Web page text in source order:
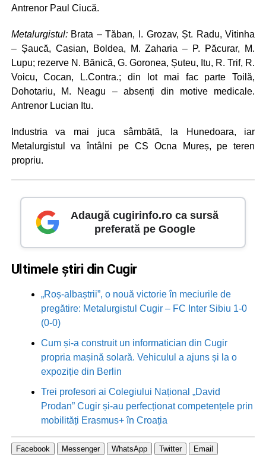
Antrenor Paul Ciucă.
Metalurgistul: Brata – Tăban, I. Grozav, Șt. Radu, Vitinha
– Șaucă, Casian, Boldea, M. Zaharia – P. Păcurar, M.
Lupu; rezerve N. Bănică, G. Goronea, Șuteu, Itu, R. Trif, R.
Voicu, Cocan, L.Contra.; din lot mai fac parte Toilă,
Dohotariu, M. Neagu – absenți din motive medicale.
Antrenor Lucian Itu.
Industria va mai juca sâmbătă, la Hunedoara, iar
Metalurgistul va întâlni pe CS Ocna Mureș, pe teren
propriu.
Adaugă cugirinfo.ro ca sursă
preferată pe Google
Ultimele știri din Cugir
„Roș-albaștrii”, o nouă victorie în meciurile de
pregătire: Metalurgistul Cugir – FC Inter Sibiu 1-0
(0-0)
Cum și-a construit un informatician din Cugir
propria mașină solară. Vehiculul a ajuns și la o
expoziție din Berlin
Trei profesori ai Colegiului Național „David
Prodan” Cugir și-au perfecționat competențele prin
mobilități Erasmus+ în Croația
Facebook Messenger WhatsApp Twitter Email